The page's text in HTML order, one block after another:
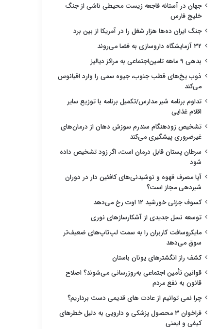
جهان در آستانه فاجعه زیست محیطی ناشی از جنگ
خلیج فارس
جنگ ایران ده‌ها هزار شغل را در آمریکا از بین برد
۳۲ آزمایشگاه داروسازی به فضا می‌روند
بدهی ۹ ماهه تامین‌اجتماعی به مراکز دیالیز
ذوب یخ‌های قطب جنوب، جیوه سمی را وارد اقیانوس
می‌کند
تداوم برنامه شیر مدارس/تکمیل برنامه با توزیع سایر
اقلام غذایی
تشخیص زودهنگام سندرم سوزش دهان از درمان‌های
غیرضروری پیشگیری می‌کند
سرطان پستان قابل درمان است، اگر زود تشخیص داده
شود
آیا مصرف قهوه و نوشیدنی‌های کافئین دار در دوران
شیردهی مجاز است؟
کسوف جزئی خورشید ۱۲ اوت رخ می‌دهد
توسعه نسل جدیدی از آشکارسازهای نوری
مایکروسافت کاربران را به سمت لپ‌تاپ‌های ضعیف‌تر
سوق می‌دهد
کشف راز انگشترهای یونان باستان
قوانین تأمین اجتماعی به‌روزرسانی می‌شوند؟ اصلاح
قانون به نفع مردم
چرا نمی توانیم از عادت های قدیمی دست برداریم؟
فراخوان ۳ محصول پزشکی و دارویی به دلیل خطرهای
کیفی و ایمنی